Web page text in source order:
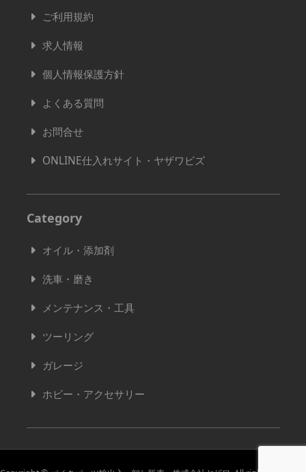
ご利用規約
求人情報
個人情報保護方針
よくある質問
お問合せ
ONLINE仕入れサイト・ヤザワビズ
Category
オイル・添加剤
洗車・磨き
メンテナンス・工具
ツーリング
ガレージ
ホビー・アクセサリー